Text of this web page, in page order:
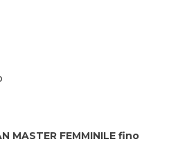
MASTER FEMMINILE fino